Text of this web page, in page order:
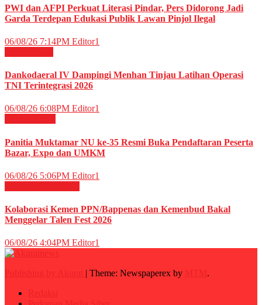
PWI dan AFPI Perkuat Literasi Pindar, Pers Didorong Jadi
Garda Terdepan Edukasi Publik Lawan Pinjol Ilegal
06/08/26 7:14PM Editor1
Dankodaeral IV Dampingi Menhan Tinjau Latihan Operasi
TNI Terintegrasi 2026
06/08/26 6:08PM Editor1
Panitia Muktamar NU ke-35 Resmi Buka Pendaftaran Peserta
Bazar, Expo dan UMKM
06/08/26 5:06PM Editor1
Kolaborasi Kemen PPN/Bappenas dan Kemenbud Bakal
Menggelar Talen Fest 2026
06/08/26 4:04PM Editor1
Theme: Newspaperex by
.